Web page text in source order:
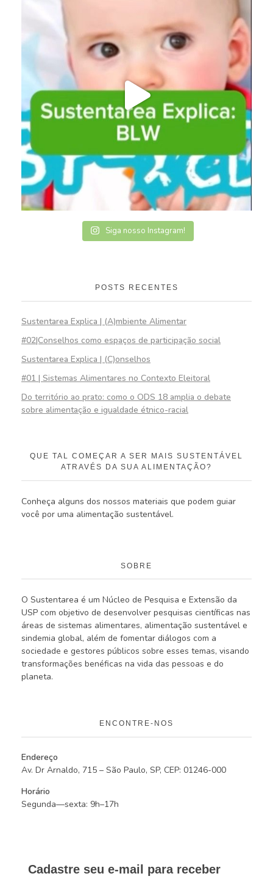
Siga nosso Instagram!
POSTS RECENTES
Sustentarea Explica | (A)mbiente Alimentar
#02|Conselhos como espaços de participação social
Sustentarea Explica | (C)onselhos
#01 | Sistemas Alimentares no Contexto Eleitoral
Do território ao prato: como o ODS 18 amplia o debate
sobre alimentação e igualdade étnico-racial
QUE TAL COMEÇAR A SER MAIS SUSTENTÁVEL
ATRAVÉS DA SUA ALIMENTAÇÃO?
Conheça alguns dos nossos materiais que podem guiar
você por uma alimentação sustentável.
SOBRE
O Sustentarea é um Núcleo de Pesquisa e Extensão da
USP com objetivo de desenvolver pesquisas científicas nas
áreas de sistemas alimentares, alimentação sustentável e
sindemia global, além de fomentar diálogos com a
sociedade e gestores públicos sobre esses temas, visando
transformações benéficas na vida das pessoas e do
planeta.
ENCONTRE-NOS
Endereço
Av. Dr Arnaldo, 715 – São Paulo, SP, CEP: 01246-000
Horário
Segunda—sexta: 9h–17h
Cadastre seu e-mail para receber